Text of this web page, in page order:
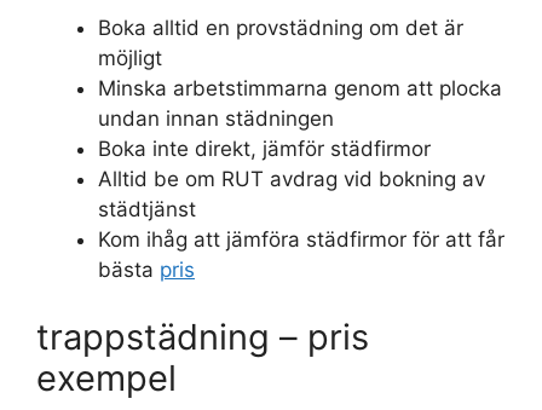
Boka alltid en provstädning om det är
möjligt
Minska arbetstimmarna genom att plocka
undan innan städningen
Boka inte direkt, jämför städfirmor
Alltid be om RUT avdrag vid bokning av
städtjänst
Kom ihåg att jämföra städfirmor för att får
bästa pris
trappstädning – pris
exempel